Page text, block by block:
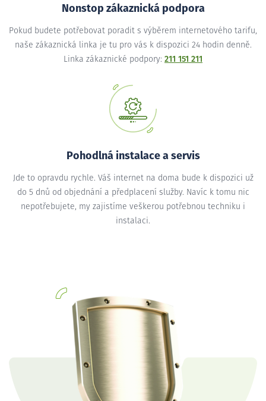
Nonstop zákaznická podpora
Pokud budete potřebovat poradit s výběrem internetového tarifu,
naše zákaznická linka je tu pro vás k dispozici 24 hodin denně.
Linka zákaznické podpory: 211 151 211
Pohodlná instalace a servis
Jde to opravdu rychle. Váš internet na doma bude k dispozici už
do 5 dnů od objednání a předplacení služby. Navíc k tomu nic
nepotřebujete, my zajistíme veškerou potřebnou techniku i
instalaci.